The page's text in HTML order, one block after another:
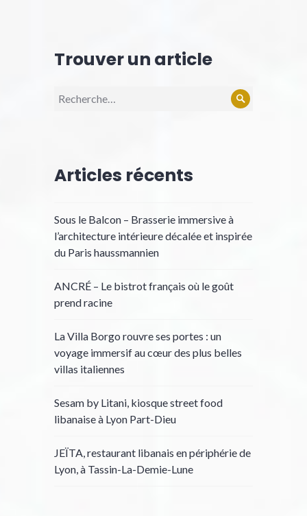
Trouver un article
Recherche
Rechercher
Articles récents
Sous le Balcon – Brasserie immersive à
l’architecture intérieure décalée et inspirée
du Paris haussmannien
ANCRÉ – Le bistrot français où le goût
prend racine
La Villa Borgo rouvre ses portes : un
voyage immersif au cœur des plus belles
villas italiennes
Sesam by Litani, kiosque street food
libanaise à Lyon Part-Dieu
JEÏTA, restaurant libanais en périphérie de
Lyon, à Tassin-La-Demie-Lune